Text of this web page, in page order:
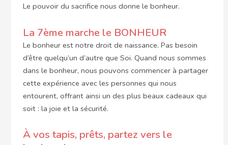
Le pouvoir du sacrifice nous donne le bonheur.
La 7ème marche le BONHEUR
Le bonheur est notre droit de naissance. Pas besoin
d’être quelqu’un d’autre que Soi. Quand nous sommes
dans le bonheur, nous pouvons commencer à partager
cette expérience avec les personnes qui nous
entourent, offrant ainsi un des plus beaux cadeaux qui
soit : la joie et la sécurité.
À vos tapis, prêts, partez vers le